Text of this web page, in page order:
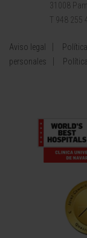
31008
T 948 255
Aviso legal
personales